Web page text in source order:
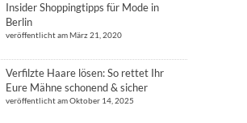
Insider Shoppingtipps für Mode in
Berlin
veröffentlicht am März 21, 2020
Verfilzte Haare lösen: So rettet Ihr
Eure Mähne schonend & sicher
veröffentlicht am Oktober 14, 2025